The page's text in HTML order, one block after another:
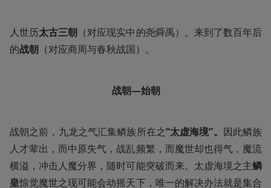
人世历太古三朝 （对应现实中的尧舜禹）。来到了数百年后
的战朝 （对应商周与春秋战国）。
战朝—始朝
战朝之前，九龙之气汇集鳞族所在之“太虚海境”。 因此鳞族
人才辈出，而中原失气，战乱频繁，而魔世却也得气，魔流
横溢，冲击人魔分界，随时可能突破而来。太虚海境之主鳞
皇惊觉魔世之现可能会动摇天下，唯一的解决办法就是集合